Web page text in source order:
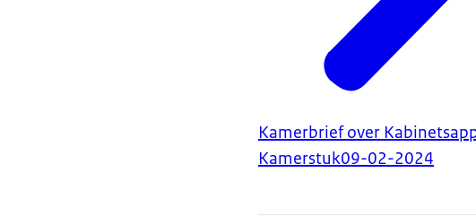
Kamerbrief over
Kamerstuk09-02-2024